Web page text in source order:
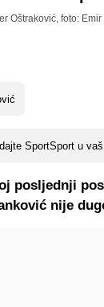
Oštraković, foto:
SportSport u
posljednji
nije